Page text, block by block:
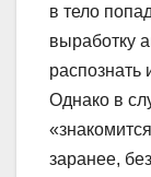
в тело
выработку
распознать
Однако в
заранее,